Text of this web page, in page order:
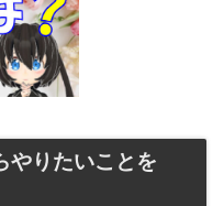
やりたいことを